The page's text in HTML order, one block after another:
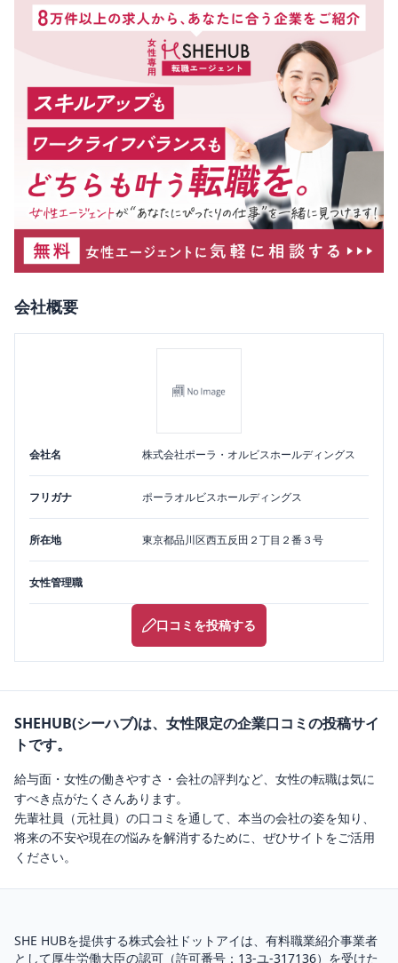
会社概要
会社名 株式会社ポーラ・オルビスホールディングス
フリガナ ポーラオルビスホールディングス
所在地 東京都品川区西五反田２丁目２番３号
女性管理職
口コミを投稿する
SHEHUB(シーハブ)は、女性限定の企業口コミの投稿サイ
トです。
給与面・女性の働きやすさ・会社の評判など、女性の転職は気に
すべき点がたくさんあります。
先輩社員（元社員）の口コミを通して、本当の会社の姿を知り、
将来の不安や現在の悩みを解消するために、ぜひサイトをご活用
ください。
SHE HUBを提供する株式会社ドットアイは、 有料職業紹介事業者
として厚生労働大臣の認可（許可番号：13-ユ-317136）を受けた